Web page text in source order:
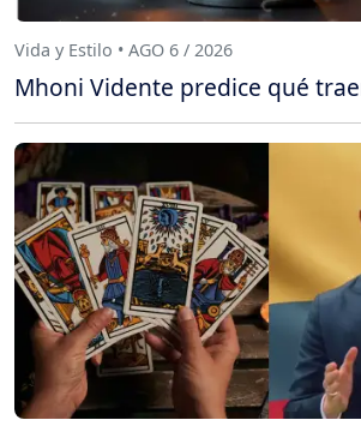
Vida y Estilo • AGO 6 / 2026
Mhoni Vidente predice qué